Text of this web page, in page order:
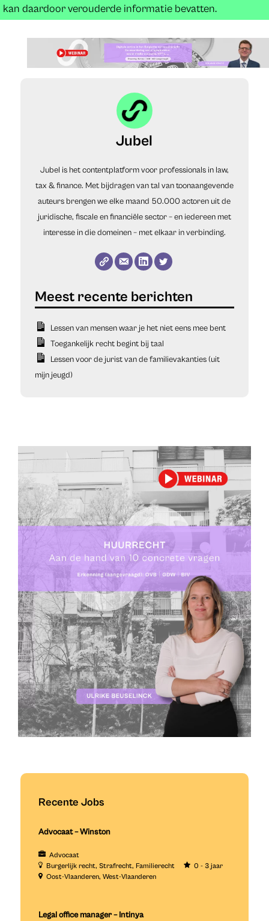
kan daardoor verouderde informatie bevatten.
Jubel
Jubel is het contentplatform voor professionals in law,
tax & finance. Met bijdragen van tal van toonaangevende
auteurs brengen we elke maand 50.000 actoren uit de
juridische, fiscale en financiële sector – en iedereen met
interesse in die domeinen – met elkaar in verbinding.
Lessen van mensen waar je het niet eens mee bent
Toegankelijk recht begint bij taal
Lessen voor de jurist van de familievakanties (uit
mijn jeugd)
Recente Jobs
Advocaat – Winston
Advocaat
Burgerlijk recht Strafrecht Familierecht
0 - 3 jaar
Oost-Vlaanderen West-Vlaanderen
Legal office manager – Intinya